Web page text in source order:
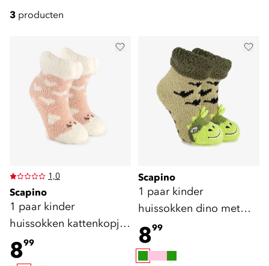
3 producten
1,0
Scapino
1 paar kinder
huissokken kattenkopjes
met antislip
899
Scapino
1 paar kinder
huissokken dino met
antislip
899